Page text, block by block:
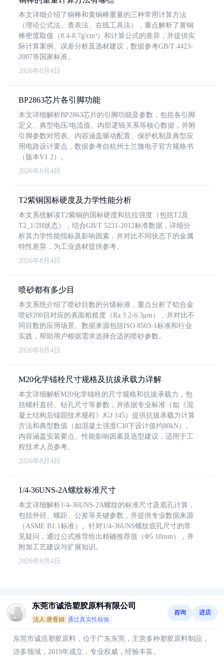
本文详细介绍了铜棒和黄铜棒重量的三种常用计算方法
（理论公式法、查表法、在线工具法），重点解析了黄铜
棒密度取值（8.4-8.7g/cm³）和计算公式的差异，并提供实
际计算案例、误差分析及选材建议，数据参考GB/T 4423-
2007等国家标准。
2026年8月4日
BP2863芯片各引脚功能
本文详细解析BP2863芯片的引脚功能及参数，包括各引脚
定义、典型电压/电流值、内部逻辑关系等核心数据，并附
引脚参数对照表。内容涵盖驱动配置、保护机制及典型应
用电路设计要点，数据参考自杭州士兰微电子官方规格书
（版本V1.2）。
2026年8月4日
T2紫铜国标硬度及力学性能分析
本文系统解读T2紫铜的国标硬度和抗拉强度（包括T2及
T2_1/2H状态），结合GB/T 5231-2012标准数据，详细分
析其力学性能指标及影响因素，并对比不同状态下的金属
特性差异，为工业选材提供参考。
2026年8月4日
喷砂都有多少目
本文系统介绍了喷砂目数的分级标准，重点分析了铝合金
喷砂200目对应的表面粗糙度（Ra 3.2-6.3μm），并对比不
同目数的应用场景。数据来源包括ISO 8503-1标准和行业
实践，帮助用户根据需求选择合适的喷砂参数。
2026年8月4日
M20化学锚栓尺寸规格及抗拔承载力详解
本文详细解析M20化学锚栓的尺寸规格和抗拔承载力，包
括螺杆直径、钻孔尺寸等参数，并依据专业标准（如《混
凝土结构后锚固技术规程》JGJ 145）提供抗拔承载力计算
方法和典型数值（如混凝土强度C30下设计值约80kN）。
内容涵盖安装要点、性能影响因素及选型建议，适用于工
程技术人员参考。
2026年8月4日
1/4-36UNS-2A螺纹标准尺寸
本文详细解析1/4-36UNS-2A螺纹的标准尺寸及底孔计算，
包括外径、螺距、公差等关键参数，并提供专业数据来源
（ASME B1.1标准）。针对1/4-36UNS螺纹底孔尺寸的常
见疑问，通过公式推导给出精确推荐值（Φ5.18mm），并
附加工艺建议与扩展知识。
2026年8月4日
东莞市诚浩塑胶原料有限公司
法人:唐香娟 通过真实性核验
咨询 进店
东莞市诚浩塑胶原料，位于广东东莞，主营多种塑胶原料制品，
涉多领域，2019年成立，专业权威，经验丰富。